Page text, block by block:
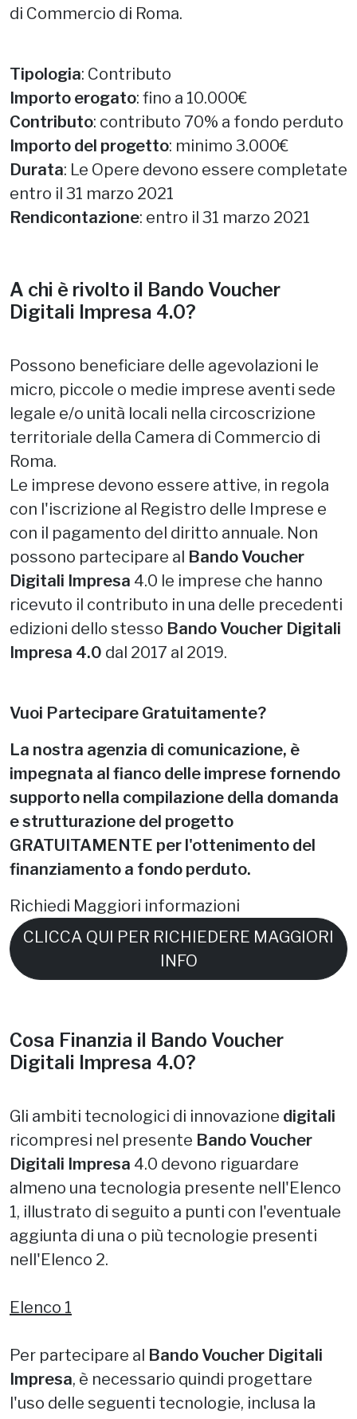
di Commercio di Roma.
Tipologia: Contributo
Importo erogato: fino a 10.000€
Contributo: contributo 70% a fondo perduto
Importo del progetto: minimo 3.000€
Durata: Le Opere devono essere completate
entro il 31 marzo 2021
Rendicontazione: entro il 31 marzo 2021
A chi è rivolto il Bando Voucher
Digitali Impresa 4.0?
Possono beneficiare delle agevolazioni le
micro, piccole o medie imprese aventi sede
legale e/o unità locali nella circoscrizione
territoriale della Camera di Commercio di
Roma.
Le imprese devono essere attive, in regola
con l'iscrizione al Registro delle Imprese e
con il pagamento del diritto annuale. Non
possono partecipare al Bando Voucher
Digitali Impresa 4.0 le imprese che hanno
ricevuto il contributo in una delle precedenti
edizioni dello stesso Bando Voucher Digitali
Impresa 4.0 dal 2017 al 2019.
Vuoi Partecipare Gratuitamente?
La nostra agenzia di comunicazione, è
impegnata al fianco delle imprese fornendo
supporto nella compilazione della domanda
e strutturazione del progetto
GRATUITAMENTE per l'ottenimento del
finanziamento a fondo perduto.
Richiedi Maggiori informazioni
CLICCA QUI PER RICHIEDERE MAGGIORI
INFO
Cosa Finanzia il Bando Voucher
Digitali Impresa 4.0?
Gli ambiti tecnologici di innovazione digitali
ricompresi nel presente Bando Voucher
Digitali Impresa 4.0 devono riguardare
almeno una tecnologia presente nell'Elenco
1, illustrato di seguito a punti con l'eventuale
aggiunta di una o più tecnologie presenti
nell'Elenco 2.
Elenco 1
Per partecipare al Bando Voucher Digitali
Impresa, è necessario quindi progettare
l'uso delle seguenti tecnologie, inclusa la